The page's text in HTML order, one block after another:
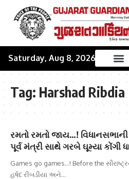
Saturday, Aug 8, 2026
Tag: Harshad Ribdia
રમતો રમતો જાય…!
પૂર્વ મંત્રી સાથે ગરબે ઘૂમ્યા કોંગી
Games go games...! Before the
હર્ષદ રીબડીયા અને…